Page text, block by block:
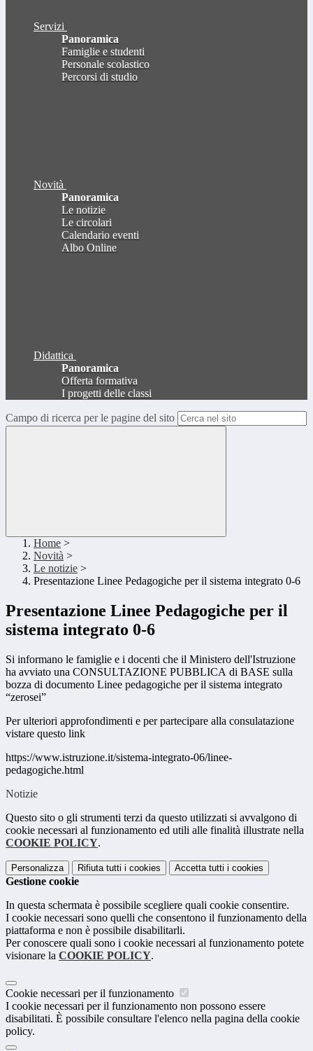
Servizi
Panoramica
Famiglie e studenti
Personale scolastico
Percorsi di studio
Novità
Panoramica
Le notizie
Le circolari
Calendario eventi
Albo Online
Didattica
Panoramica
Offerta formativa
I progetti delle classi
Campo di ricerca per le pagine del sito
Home >
Novità >
Le notizie >
Presentazione Linee Pedagogiche per il sistema integrato 0-6
Presentazione Linee Pedagogiche per il
sistema integrato 0-6
Si informano le famiglie e i docenti che il Ministero dell'Istruzione
ha avviato una CONSULTAZIONE PUBBLICA di BASE sulla
bozza di documento Linee pedagogiche per il sistema integrato
“zerosei”
Per ulteriori approfondimenti e per partecipare alla consulatazione
vistare questo link
https://www.istruzione.it/sistema-integrato-06/linee-
pedagogiche.html
Notizie
Questo sito o gli strumenti terzi da questo utilizzati si avvalgono di
cookie necessari al funzionamento ed utili alle finalità illustrate nella
COOKIE POLICY.
Personalizza Rifiuta tutti i cookies Accetta tutti i cookies
Gestione cookie
In questa schermata è possibile scegliere quali cookie consentire.
I cookie necessari sono quelli che consentono il funzionamento della
piattaforma e non è possibile disabilitarli.
Per conoscere quali sono i cookie necessari al funzionamento potete
visionare la COOKIE POLICY.
Cookie necessari per il funzionamento
I cookie necessari per il funzionamento non possono essere
disabilitati. È possibile consultare l'elenco nella pagina della cookie
policy.